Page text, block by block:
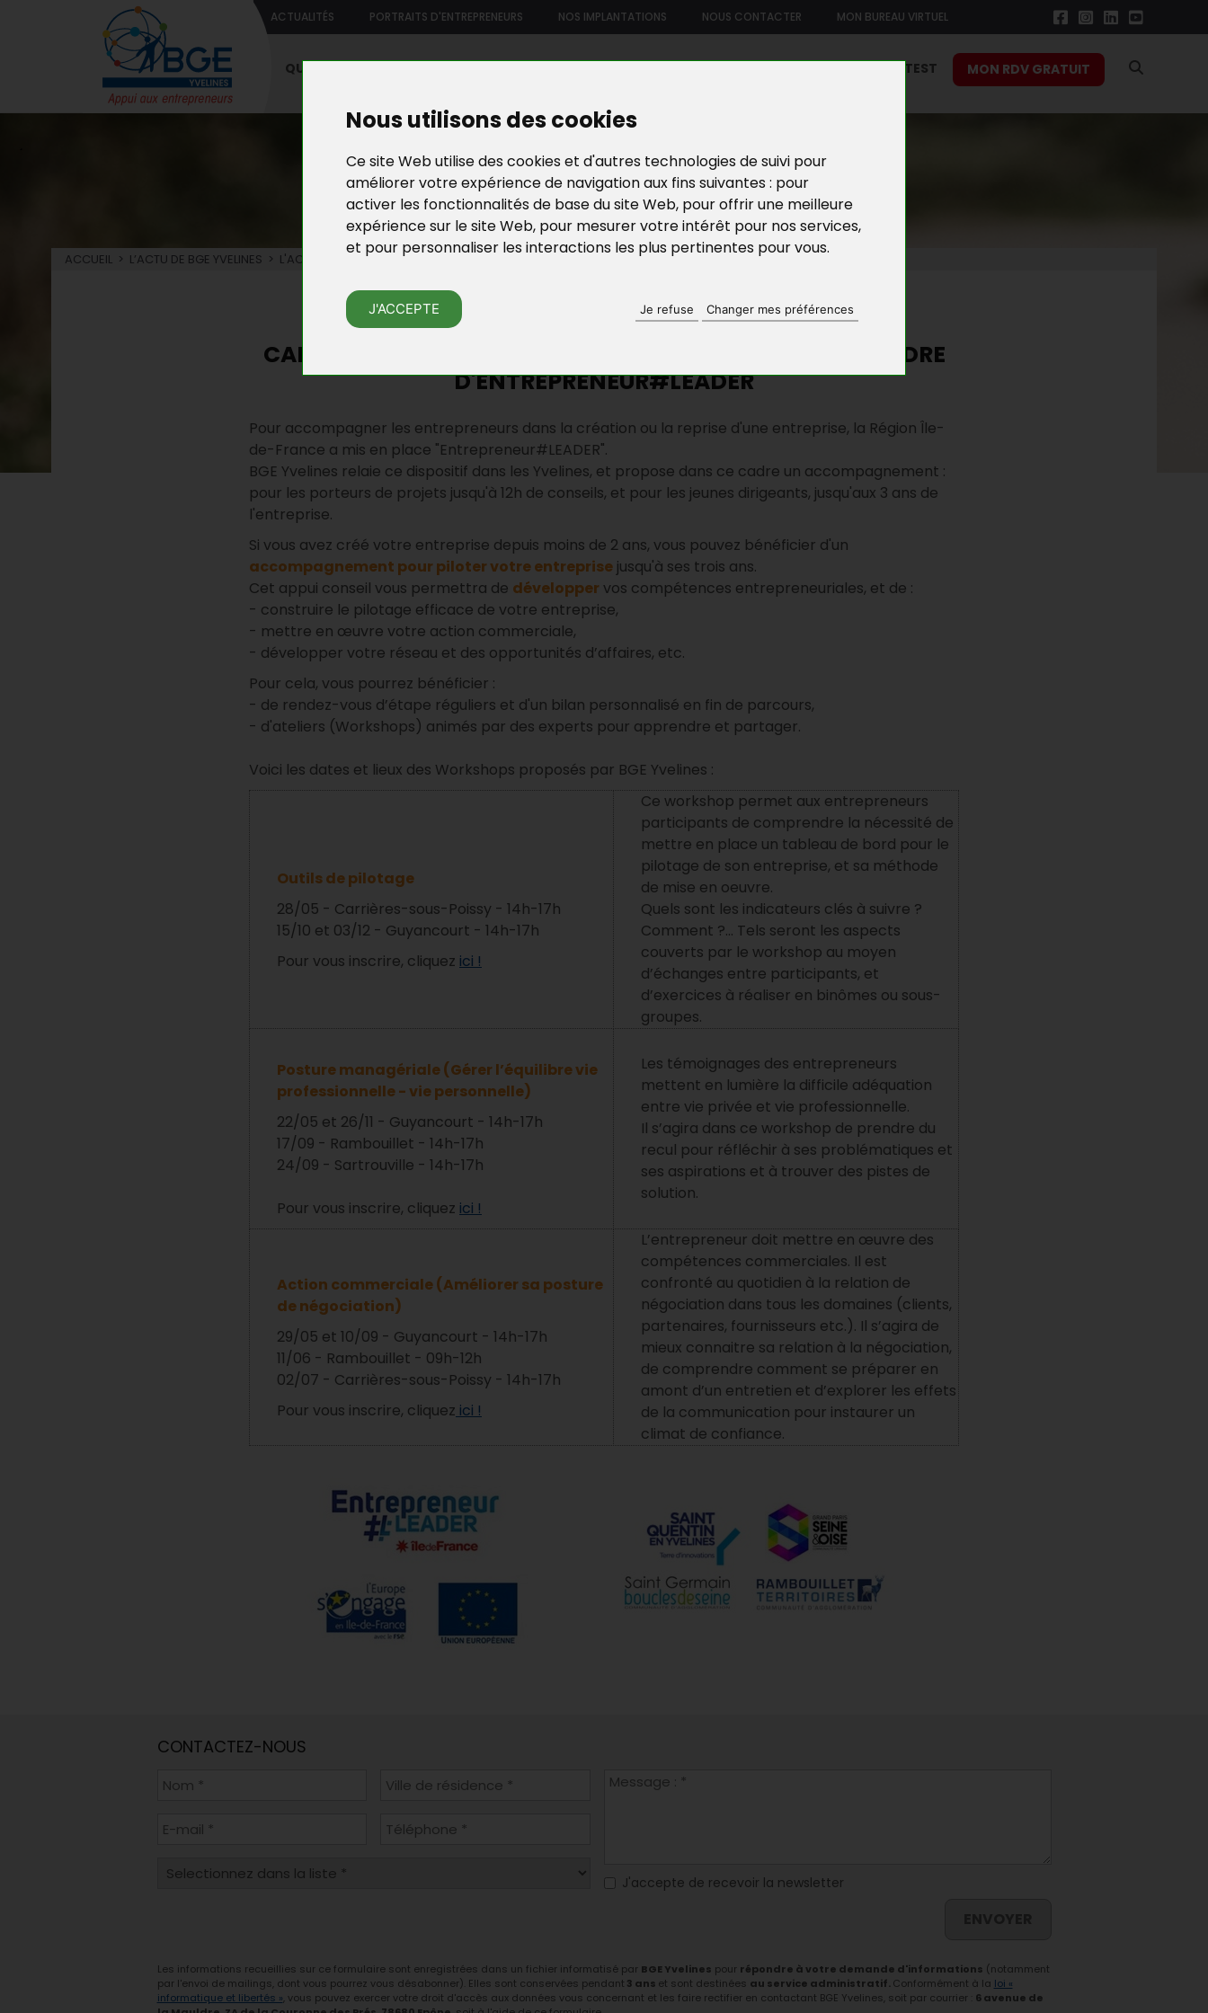
Nous utilisons des cookies
Ce site Web utilise des cookies et d'autres technologies de suivi pour
améliorer votre expérience de navigation aux fins suivantes : pour
activer les fonctionnalités de base du site Web, pour offrir une meilleure
expérience sur le site Web, pour mesurer votre intérêt pour nos services,
et pour personnaliser les interactions les plus pertinentes pour vous.
J'ACCEPTE Je refuse Changer mes préférences
ACTUALITÉS PORTRAITS D'ENTREPRENEURS NOS IMPLANTATIONS NOUS CONTACTER MON BUREAU VIRTUEL
QUI SOMMES-NOUS FONCTION TEST MON RDV GRATUIT
ACCUEIL > L’ACTU DE BGE YVELINES > L'ACTU DE LA CRÉATION D’ENTREPRISES EN YVELINES
L’ACTU DE BGE YVELINES
CALENDRIER DES WORKSHOPS BGE YVELINES DANS LE CADRE
D'ENTREPRENEUR#LEADER
Pour accompagner les entrepreneurs dans la création ou la reprise d'une entreprise, la Région Île-
de-France a mis en place "Entrepreneur#LEADER".
BGE Yvelines relaie ce dispositif dans les Yvelines, et propose dans ce cadre un accompagnement :
pour les porteurs de projets jusqu'à 12h de conseils, et pour les jeunes dirigeants, jusqu'aux 3 ans de
l'entreprise.
Si vous avez créé votre entreprise depuis moins de 2 ans, vous pouvez bénéficier d'un
accompagnement pour piloter votre entreprise jusqu'à ses trois ans.
Cet appui conseil vous permettra de développer vos compétences entrepreneuriales, et de :
- construire le pilotage efficace de votre entreprise,
- mettre en œuvre votre action commerciale,
- développer votre réseau et des opportunités d’affaires, etc.
Pour cela, vous pourrez bénéficier :
- de rendez-vous d’étape réguliers et d'un bilan personnalisé en fin de parcours,
- d'ateliers (Workshops) animés par des experts pour apprendre et partager.
Voici les dates et lieux des Workshops proposés par BGE Yvelines :
Outils de pilotage
28/05 - Carrières-sous-Poissy - 14h-17h
15/10 et 03/12 - Guyancourt - 14h-17h
Pour vous inscrire, cliquez ici !
Ce workshop permet aux entrepreneurs
participants de comprendre la nécessité de
mettre en place un tableau de bord pour le
pilotage de son entreprise, et sa méthode
de mise en oeuvre.
Quels sont les indicateurs clés à suivre ?
Comment ?... Tels seront les aspects
couverts par le workshop au moyen
d’échanges entre participants, et
d’exercices à réaliser en binômes ou sous-
groupes.
Posture managériale (Gérer l’équilibre vie
professionnelle - vie personnelle)
22/05 et 26/11 - Guyancourt - 14h-17h
17/09 - Rambouillet - 14h-17h
24/09 - Sartrouville - 14h-17h
Pour vous inscrire, cliquez ici !
Les témoignages des entrepreneurs
mettent en lumière la difficile adéquation
entre vie privée et vie professionnelle.
Il s’agira dans ce workshop de prendre du
recul pour réfléchir à ses problématiques et
ses aspirations et à trouver des pistes de
solution.
Action commerciale (Améliorer sa posture
de négociation)
29/05 et 10/09 - Guyancourt - 14h-17h
11/06 - Rambouillet - 09h-12h
02/07 - Carrières-sous-Poissy - 14h-17h
Pour vous inscrire, cliquez ici !
L’entrepreneur doit mettre en œuvre des
compétences commerciales. Il est
confronté au quotidien à la relation de
négociation dans tous les domaines (clients,
partenaires, fournisseurs etc.). Il s’agira de
mieux connaitre sa relation à la négociation,
de comprendre comment se préparer en
amont d’un entretien et d’explorer les effets
de la communication pour instaurer un
climat de confiance.
CONTACTEZ-NOUS
J'accepte de recevoir la newsletter
Les informations recueillies sur ce formulaire sont enregistrées dans un fichier informatisé par BGE Yvelines pour répondre à votre demande d'informations (notamment
par l'envoi de mailings, dont vous pourrez vous désabonner). Elles sont conservées pendant 3 ans et sont destinées au service administratif. Conformément à la loi «
informatique et libertés » , vous pouvez exercer votre droit d'accès aux données vous concernant et les faire rectifier en contactant BGE Yvelines, soit par courrier :
6 avenue de